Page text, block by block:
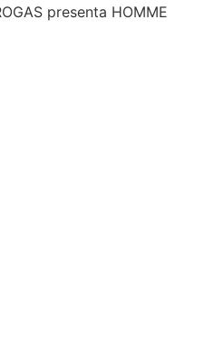
presenta HOMME